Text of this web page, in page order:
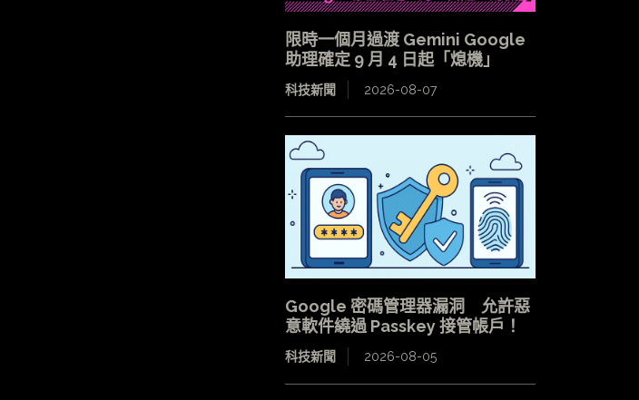
限時一個月過渡 Gemini Google
助理確定 9 月 4 日起「熄機」
科技新聞 2026-08-07
Google 密碼管理器漏洞 允許惡
意軟件繞過 Passkey 接管帳戶！
科技新聞 2026-08-05